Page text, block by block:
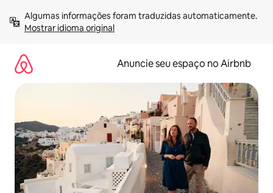
para
Mostrar idioma original
Anuncie seu espaço no Airbnb